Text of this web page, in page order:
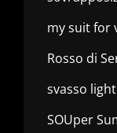
my suit for
Rosso di
svasso
SOUper